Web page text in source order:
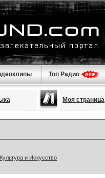
Топ Радио
Моя страница
Культура и Искусство